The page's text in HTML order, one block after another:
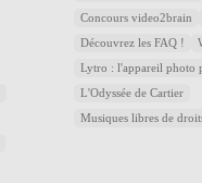
Concours video2brain
Découvrez les FAQ !
Lytro : l'appareil photo
L'Odyssée de Cartier
Musiques libres de